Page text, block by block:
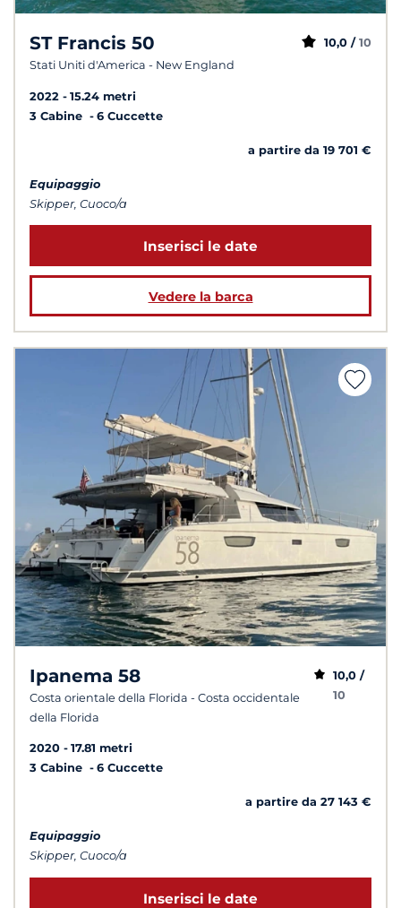
ST Francis 50
Stati Uniti d'America - New England
10,0 / 10
2022
15.24 metri
3 Cabine
6 Cuccette
a partire da 19 701 €
Equipaggio
Skipper, Cuoco/a
Inserisci le date
Vedere la barca
Ipanema 58
Costa orientale della Florida - Costa occidentale
della Florida
10,0 /
10
2020
17.81 metri
3 Cabine
6 Cuccette
a partire da 27 143 €
Equipaggio
Skipper, Cuoco/a
Inserisci le date